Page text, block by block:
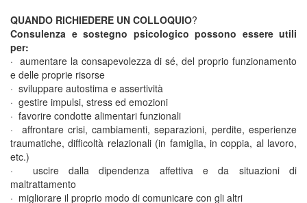
QUANDO RICHIEDERE UN COLLOQUIO?
Consulenza e sostegno psicologico possono essere utili
per:
· aumentare la consapevolezza di sé, del proprio funzionamento
e delle proprie risorse
· sviluppare autostima e assertività
· gestire impulsi, stress ed emozioni
· favorire condotte alimentari funzionali
· affrontare crisi, cambiamenti, separazioni, perdite, esperienze
traumatiche, difficoltà relazionali (in famiglia, in coppia, al lavoro,
etc.)
· uscire dalla dipendenza affettiva e da situazioni di
maltrattamento
· migliorare il proprio modo di comunicare con gli altri